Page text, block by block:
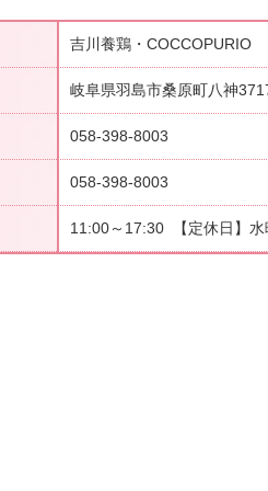
吉川養鶏・COCCOPURIO
岐阜県羽島市桑原町八神
058-398-8003
058-398-8003
11:00～17:30 【定休日】水